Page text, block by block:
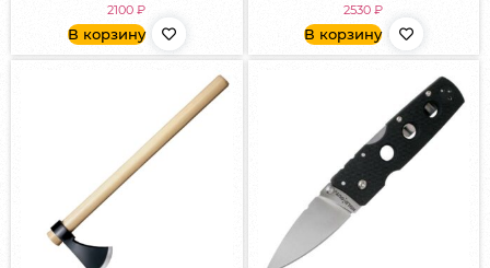
2100₽
В корзину
2530₽
В корзину